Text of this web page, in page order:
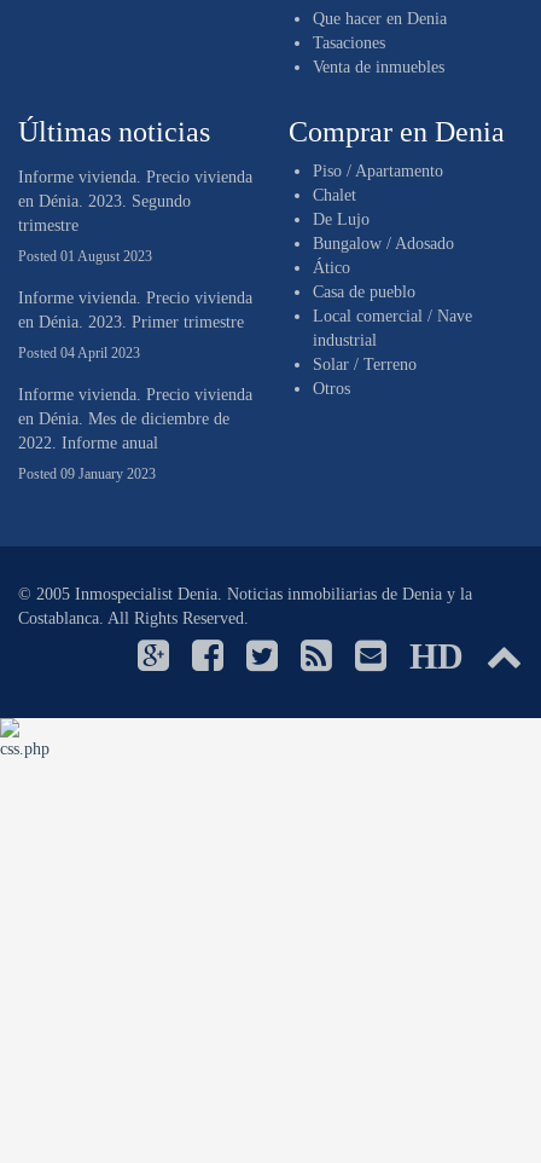
Que hacer en Denia
Tasaciones
Venta de inmuebles
Últimas noticias
Informe vivienda. Precio vivienda
en Dénia. 2023. Segundo
trimestre
Posted 01 August 2023
Informe vivienda. Precio vivienda
en Dénia. 2023. Primer trimestre
Posted 04 April 2023
Informe vivienda. Precio vivienda
en Dénia. Mes de diciembre de
2022. Informe anual
Posted 09 January 2023
Comprar en Denia
Piso / Apartamento
Chalet
De Lujo
Bungalow / Adosado
Ático
Casa de pueblo
Local comercial / Nave
industrial
Solar / Terreno
Otros
© 2005 Inmospecialist Denia. Noticias inmobiliarias de Denia y la
Costablanca. All Rights Reserved.
HD